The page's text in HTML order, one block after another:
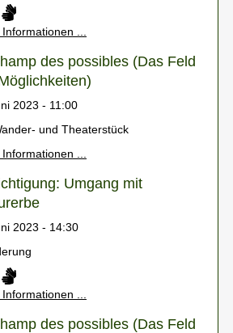
...
des possibles (Das Feld
2023 - 11:00
und Theaterstück
...
Umgang mit
2023 - 14:30
...
des possibles (Das Feld